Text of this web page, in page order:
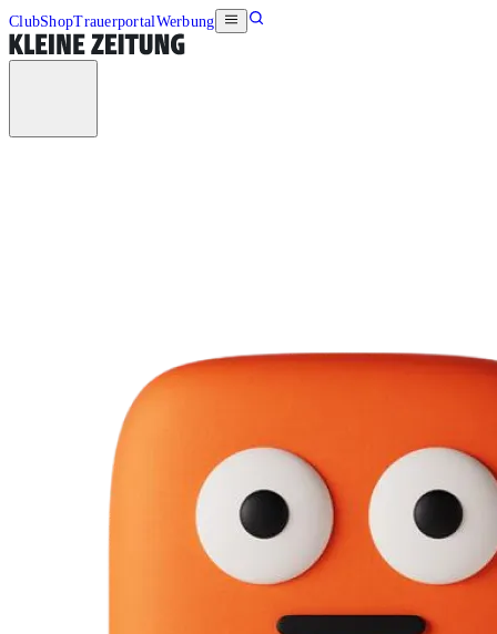
ClubShopTrauerportalWerbung